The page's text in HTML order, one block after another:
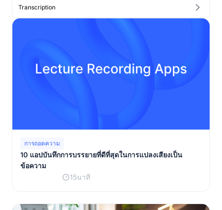
Transcription
การถอดความ
10 แอปบันทึกการบรรยายที่ดีที่สุดในการแปลงเสียงเป็น
ข้อความ
15นาที